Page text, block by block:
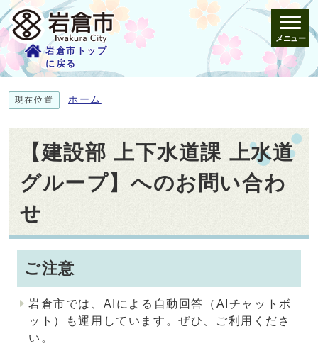
岩倉市トップ
に戻る
メニュー
現在位置 ホーム
【建設部 上下水道課 上水道
グループ】へのお問い合わ
せ
ご注意
岩倉市では、AIによる自動回答（AIチャットボ
ット）も運用しています。ぜひ、ご利用くださ
い。